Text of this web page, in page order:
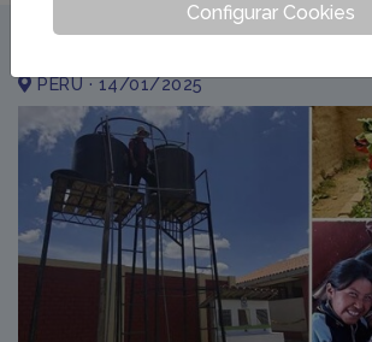
NOTICIAS RELACIONADAS
PERÚ · 14/01/2025
Configurar Cookies